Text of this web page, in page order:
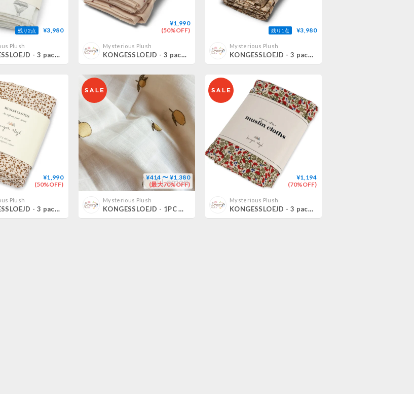
残り2点 ¥3,980
Plush
KONGESSLOEJD - 3 pack Muslin Cloth | Parachute Creme
¥1,990
(50%OFF)
Mysterious Plush
KONGESSLOEJD - 3 pack Muslin Cloth | Bloom Red / Blue
残り1点 ¥3,980
Mysterious Plush
KONGESSLOEJD - 3 pack Muslin Cloth | Dino
¥1,990
(50%OFF)
Plush
KONGESSLOEJD - 3 pack Muslin Cloth | Blossom Mist Brik
¥414 〜 ¥1,380
(最大70%OFF)
Mysterious Plush
KONGESSLOEJD - 1PC Muslin Cloth (No.1~No.29)
¥1,194
(70%OFF)
Mysterious Plush
KONGESSLOEJD - 3 pack Muslin Cloth | Carnations